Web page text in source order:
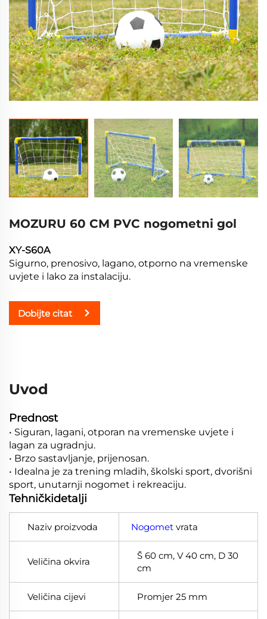
MOZURU 60 CM PVC nogometni gol
XY-S60A
Sigurno, prenosivo, lagano, otporno na vremenske
uvjete i lako za instalaciju.
Dobijte citat
Uvod
Prednost
• Siguran, lagani, otporan na vremenske uvjete i
lagan za ugradnju.
• Brzo sastavljanje, prijenosan.
• Idealna je za trening mladih, školski sport, dvorišni
sport, unutarnji nogomet i rekreaciju.
Tehničkidetalji
Naziv proizvoda Nogomet vrata
Veličina okvira
Š 60 cm, V 40 cm, D 30
cm
Veličina cijevi Promjer 25 mm